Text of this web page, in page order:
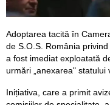
Adoptarea tacită în
de S.O.S. România
a fost imediat exploatată
urmări „anexarea" statului
Inițiativa, care a primit